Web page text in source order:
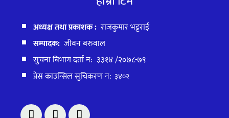
अध्यक्ष तथा प्रकाशक : राजकुमार भट्टराई
सम्पादक:जीवन बरुवाल
सुचना बिभाग दर्ता न: ३३१४ /२०७८-७९
प्रेस काउन्सिल सुचिकरण न: ३४०२